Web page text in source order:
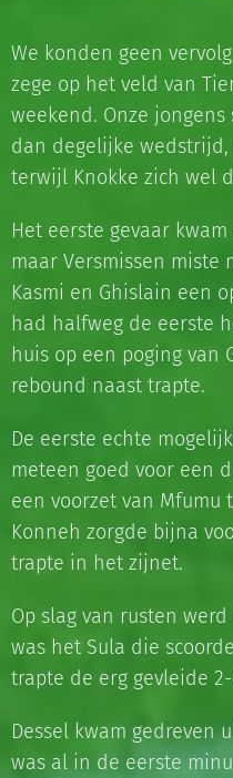
We konden geen
zege op het veld van
weekend. Onze
dan degelijke
terwijl Knokke zich wel
Het eerste gevaar
maar Versmissen miste
Kasmi en Ghislain een
had halfweg de eerste
huis op een poging van
rebound naast trapte.
De eerste echte
meteen goed voor een
een voorzet van Mfumu
Konneh zorgde bijna
trapte in het zijnet.
Op slag van rusten
was het Sula die
trapte de erg gevleide
Dessel kwam gedreven
was al in de eerste